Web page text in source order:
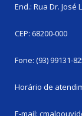
End.: Rua Dr.
CEP: 68200-000
Fone: (93) 99131-
Horário de
E-mail: